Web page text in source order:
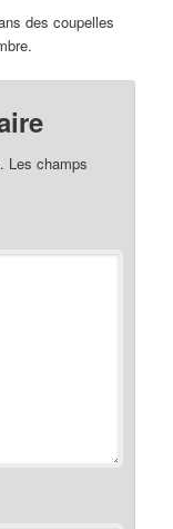
des coupelles
Les champs